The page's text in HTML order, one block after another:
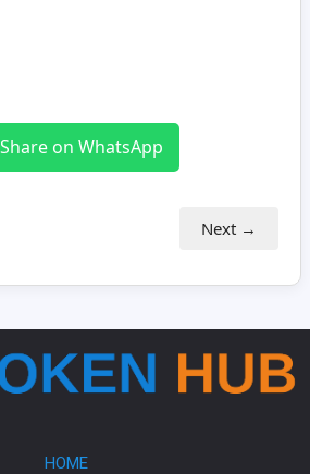
Share on WhatsApp
Next →
HOME